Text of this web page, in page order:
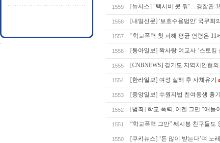
1559 [뉴시스] "택시비 못 줘"…경찰관
1558 [내일신문] '보호수용법안' 국무회
1557 "학교폭력 첫 피해 평균 연령은 11
1556 [동아일보] 짝사랑 여교사 ‘스토
1555 [CNBNEWS] 경기도 지역치안협
1554 [한라일보] 여성 살해 후 사체유기
1553 [중앙일보] 수원지법 친여동생 흉
1552 [범죄] 학교 폭력, 이젠 그만 "애
1551 “학교폭력 그만” 쎄시봉 친구들도
1550 [쿠키뉴스] ‘돈 많이 받는다’며 노